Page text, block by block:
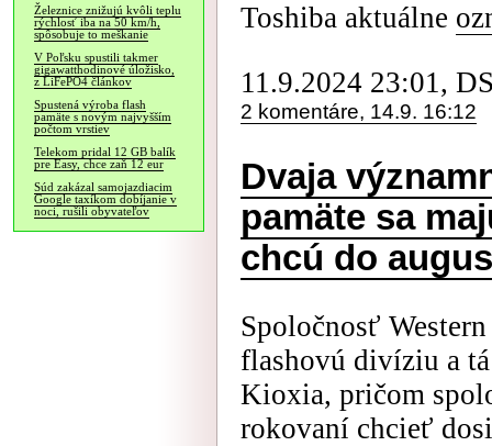
Železnice znižujú kvôli teplu
rýchlosť iba na 50 km/h,
spôsobuje to meškanie
V Poľsku spustili takmer
gigawatthodinové úložisko,
z LiFePO4 článkov
Spustená výroba flash
pamäte s novým najvyšším
počtom vrstiev
Telekom pridal 12 GB balík
pre Easy, chce zaň 12 eur
Súd zakázal samojazdiacim
Google taxíkom dobíjanie v
noci, rušili obyvateľov
Toshiba aktuálne
11.9.2024 23:01,
2 komentáre, 14.9. 16:12
Dvaja
pamäte sa
chcú do
Spoločnosť
flashovú divíziu a
Kioxia, pričom
rokovaní chcieť